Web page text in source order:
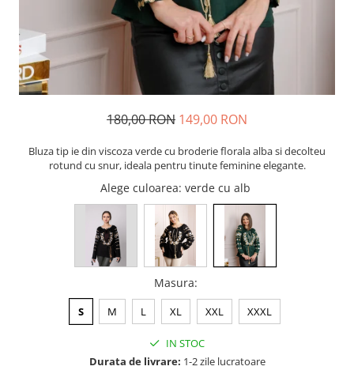
180,00 RON 149,00 RON
Bluza tip ie din viscoza verde cu broderie florala alba si decolteu
rotund cu snur, ideala pentru tinute feminine elegante.
Alege culoarea: verde cu alb
Masura:
S M L XL XXL XXXL
IN STOC
Durata de livrare: 1-2 zile lucratoare